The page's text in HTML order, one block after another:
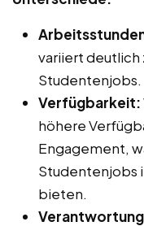
variiert deutlich
Studentenjobs.
Verfügbarkeit:
höhere
Engagement,
Studentenjobs
bieten.